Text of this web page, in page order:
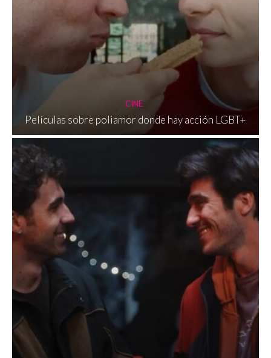
CINE
Películas sobre poliamor donde hay acción LGBT+